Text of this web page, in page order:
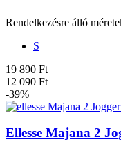
Rendelkezésre álló
S
19 890 Ft
12 090 Ft
-39%
Ellesse Majana 2